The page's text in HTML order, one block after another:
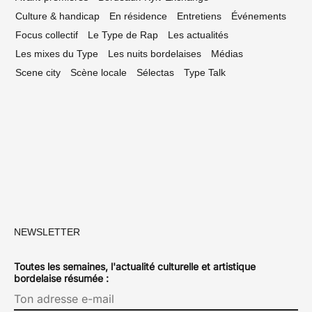
Culture & handicap
En résidence Entretiens
Événements
Focus collectif
Le Type de Rap
Les actualités
Les mixes du Type
Les nuits bordelaises
Médias
Scene city
Scène locale Sélectas Type Talk
NEWSLETTER
Toutes les semaines, l'actualité culturelle et artistique
bordelaise résumée :